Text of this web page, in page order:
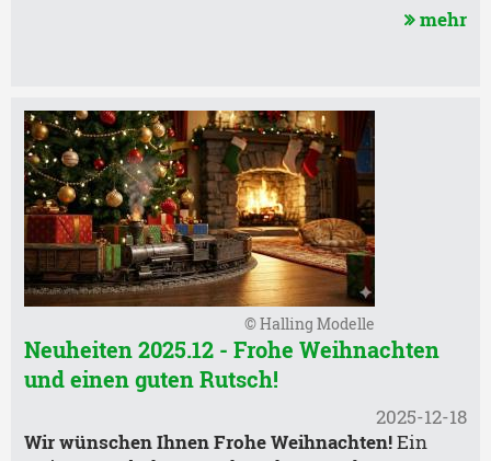
mehr
© Halling Modelle
Neuheiten 2025.12 - Frohe Weihnachten
und einen guten Rutsch!
2025-12-18
Wir wünschen Ihnen Frohe Weihnachten!Ein